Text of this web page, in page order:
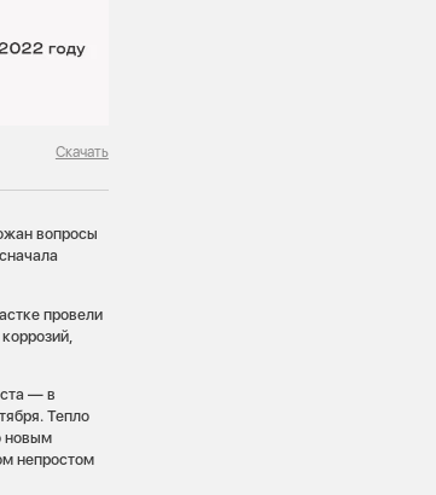
Скачать
вопросы
провели
— в
Тепло
новым
непростом